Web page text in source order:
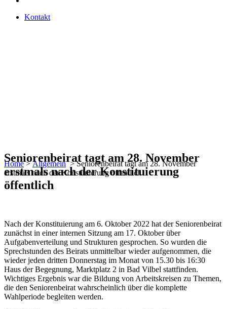
Kontakt
Home>Allgemein >Seniorenbeirat tagt am 28. November
erstmals nach der Konstituierung öffentlich
Seniorenbeirat tagt am 28. November
erstmals nach der Konstituierung
öffentlich
Nach der Konstituierung am 6. Oktober 2022 hat der Seniorenbeirat
zunächst in einer internen Sitzung am 17. Oktober über
Aufgabenverteilung und Strukturen gesprochen. So wurden die
Sprechstunden des Beirats unmittelbar wieder aufgenommen, die
wieder jeden dritten Donnerstag im Monat von 15.30 bis 16:30
Haus der Begegnung, Marktplatz 2 in Bad Vilbel stattfinden.
Wichtiges Ergebnis war die Bildung von Arbeitskreisen zu Themen,
die den Seniorenbeirat wahrscheinlich über die komplette
Wahlperiode begleiten werden.